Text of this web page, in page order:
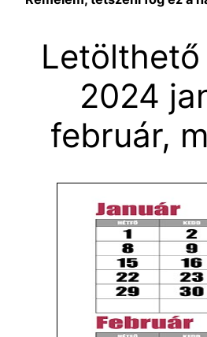
2024
február,